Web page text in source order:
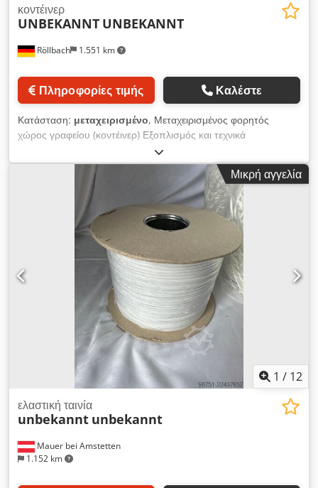
Röllbach 1.551 km
κοντέινερ
UNBEKANNT UNBEKANNT
Πληροφορίες τιμής Καλέστε
Κατάσταση: μεταχειρισμένο, Μεταχειρισμένος φορητός
χώρος γραφείου (κοντέινερ) Εξοπλισμός και τεχνικά
χαρακτηριστικά: - Κατασκευή από μονωμένο χαλύβδινο
κοντέινερ - Υψηλής τάσης σύνδεση σύμφωνα με το πρότυπο
CEE - Ηλεκτρικός υποπίνακας διανομής - Πολλές πρίζες 230 V
- 2 φωτιστικά οροφής - 3 πλαστικά παράθυρα με ρολά (2 στο
μπροστινό μέρος, 1 στο πλάι) - Είσοδος με τζάμι - Εύκολο στη
συντήρηση δάπεδο Crsdpfxsznk Dgj Altsf - Άμεσα έτοιμο για
χρήση - Διαστάσεις: περίπου 6.000 × 2.450 × 2.550 mm
Διαθεσιμότητα: άμεσα Τοποθεσία: 63934 Röllbach
Μικρή αγγελία
1 / 12
Mauer bei Amstetten
1.152 km
ελαστική ταινία
unbekannt unbekannt